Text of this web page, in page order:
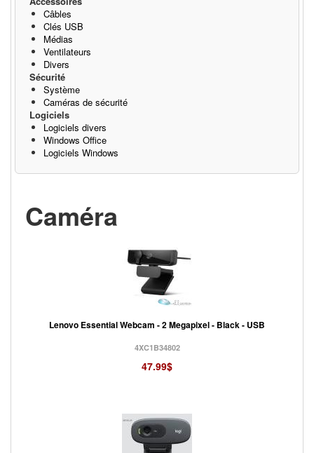
Câbles
Clés USB
Médias
Ventilateurs
Divers
Sécurité
Système
Caméras de sécurité
Logiciels
Logiciels divers
Windows Office
Logiciels Windows
Caméra
Lenovo Essential Webcam - 2 Megapixel - Black - USB
4XC1B34802
47.99$